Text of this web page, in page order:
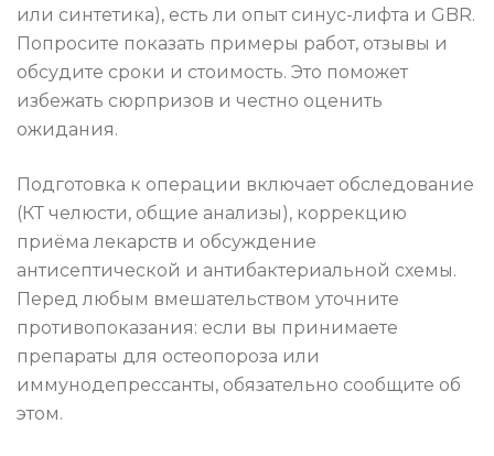
или синтетика), есть ли опыт синус-лифта и GBR.
Попросите показать примеры работ, отзывы и
обсудите сроки и стоимость. Это поможет
избежать сюрпризов и честно оценить
ожидания.
Подготовка к операции включает обследование
(КТ челюсти, общие анализы), коррекцию
приёма лекарств и обсуждение
антисептической и антибактериальной схемы.
Перед любым вмешательством уточните
противопоказания: если вы принимаете
препараты для остеопороза или
иммунодепрессанты, обязательно сообщите об
этом.